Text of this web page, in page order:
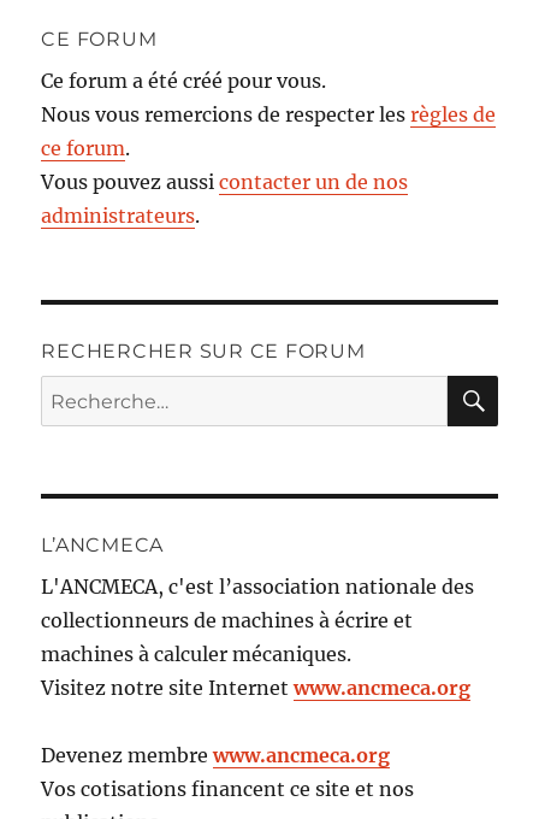
CE FORUM
Ce forum a été créé pour vous.
Nous vous remercions de respecter lesrègles de
ce forum.
Vous pouvez aussicontacter un de nos
administrateurs.
RECHERCHER SUR CE FORUM
Recherche
pour :
L’ANCMECA
L'ANCMECA, c'est l’association nationale des
collectionneurs de machines à écrire et
machines à calculer mécaniques.
Visitez notre site Internetwww.ancmeca.org
Devenez membrewww.ancmeca.org
Vos cotisations financent ce site et nos